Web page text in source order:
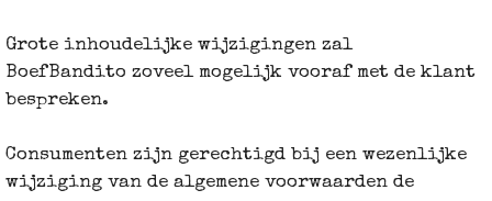
Grote inhoudelijke wijzigingen zal
BoefBandito zoveel mogelijk vooraf met de klant
bespreken.
Consumenten zijn gerechtigd bij een wezenlijke
wijziging van de algemene voorwaarden de